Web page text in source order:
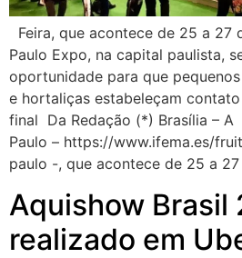
Feira, que acontece de 25 a 27
Paulo Expo, na capital paulista,
oportunidade para que
e hortaliças estabeleçam
final Da Redação (*) Brasília –
Paulo – https://www.ifema.es/
paulo -, que acontece de 25 a
Aquishow Brasil
realizado em